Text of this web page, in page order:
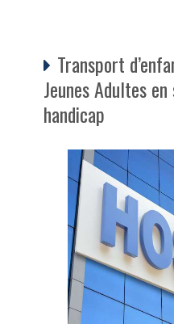
Transport
Jeunes Adultes
handicap